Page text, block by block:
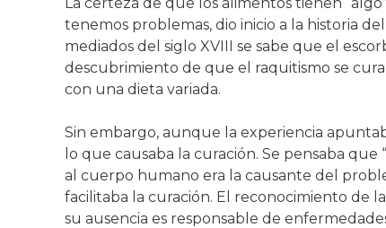
tenemos problemas, dio inicio a la historia
mediados del siglo XVIII se sabe que el
descubrimiento de que el raquitismo se
con una dieta variada.
Sin embargo, aunque la experiencia
lo que causaba la curación. Se pensaba
al cuerpo humano era la causante del
facilitaba la curación. El reconocimiento de
su ausencia es responsable de